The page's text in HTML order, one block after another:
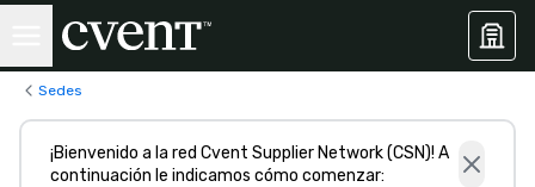
Sedes
¡Bienvenido a la red Cvent Supplier Network (CSN)! A
continuación le indicamos cómo comenzar: